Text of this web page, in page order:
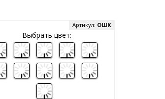
Артикул: ОШК
Выбрать цвет: